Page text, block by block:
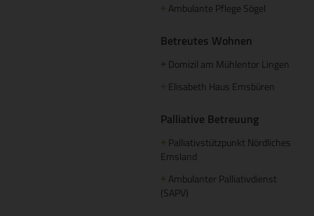
+ Ambulante Pflege Sögel
Betreutes Wohnen
Domizil am Mühlentor Lingen
Elisabeth Haus Emsbüren
Palliative Betreuung
+ Palliativstützpunkt Nördliches
Emsland
+ Ambulanter Palliativdienst
(SAPV)